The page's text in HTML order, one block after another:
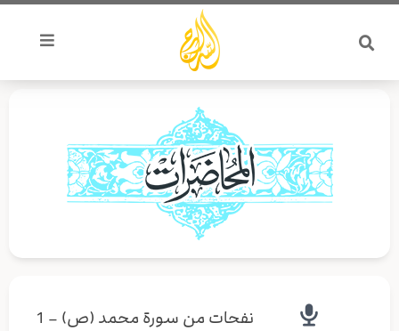
تخطي
المحتوى
نفحات من سورة محمد (ص) – 1